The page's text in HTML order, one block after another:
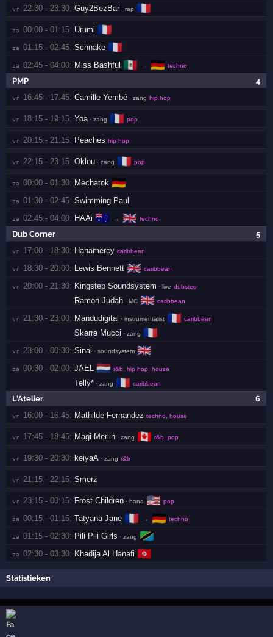
vr 22:30 - 23:30: Guy2BezBar · rap 🇫🇷
za 00:00 - 01:15: Urumi 🇫🇷
za 01:15 - 02:45: Schnake 🇫🇷
za 02:45 - 04:00: Miss Bashful 🇲🇽 → 🇩🇪 techno
4
PMP
vr 16:45 - 17:45: Camille Yembé · zang hip hop
vr 18:15 - 19:15: Yoa · zang 🇫🇷 pop
vr 20:15 - 21:15: Peaches hip hop
vr 22:15 - 23:15: Oklou · zang 🇫🇷 pop
za 00:00 - 01:30: Mechatok 🇩🇪
za 01:30 - 02:45: Swimming Paul
za 02:45 - 04:00: HAAi 🇦🇺 → 🇬🇧 techno
5
Dub Corner
vr 17:00 - 18:30: Hanamercy caribbean
vr 18:30 - 20:00: Lewis Bennett 🇬🇧 caribbean
vr 20:00 - 21:30: Kingstep Soundsystem · live dubstep
Ramon Judah · MC 🇬🇧 caribbean
vr 21:30 - 23:00: Mandudigital · instrumentalist 🇫🇷 caribbean
Skarra Mucci · zang 🇫🇷
vr 23:00 - 00:30: Sinai · soundsystem 🇬🇧
za 00:30 - 02:00: JAEL 🇳🇱 r&b, hip hop, house
Telly* · zang 🇫🇷 caribbean
6
L'Atelier
vr 16:00 - 16:45: Mathilde Fernandez techno, house
vr 17:45 - 18:45: Magi Merlin · zang 🇨🇦 r&b, pop
vr 19:30 - 20:30: keiyaA · zang r&b
vr 21:15 - 22:15: Smerz
vr 23:15 - 00:15: Frost Children · band 🇺🇸 pop
za 00:15 - 01:15: Tatyana Jane 🇫🇷 → 🇩🇪 techno
za 01:15 - 02:30: Pili Pili Girls · zang 🇹🇿
za 02:30 - 03:30: Khadija Al Hanafi 🇹🇳
Statistieken